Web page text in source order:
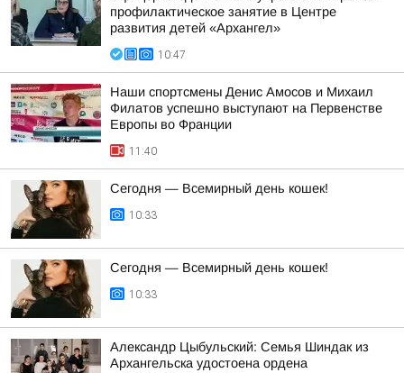
профилактическое занятие в Центре
развития детей «Архангел»
10:47
Наши спортсмены Денис Амосов и Михаил
Филатов успешно выступают на Первенстве
Европы во Франции
11:40
Сегодня — Всемирный день кошек!
10:33
Сегодня — Всемирный день кошек!
10:33
Александр Цыбульский: Семья Шиндак из
Архангельска удостоена ордена